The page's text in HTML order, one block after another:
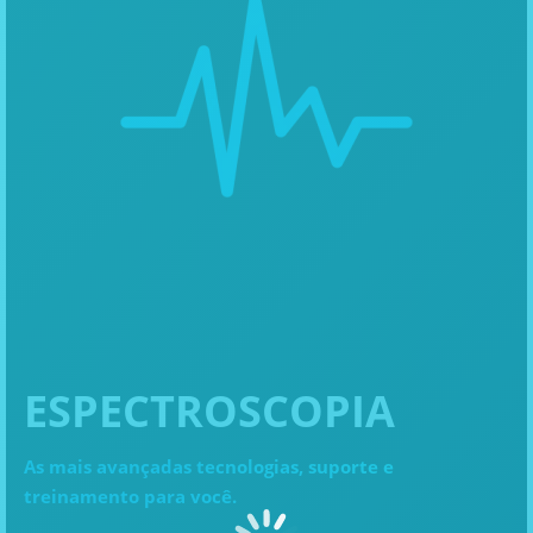
ESPECTROSCOPIA
As mais avançadas tecnologias, suporte e
treinamento para você.